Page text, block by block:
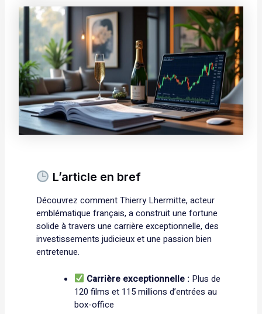
L’article en bref
Découvrez comment Thierry Lhermitte, acteur
emblématique français, a construit une fortune
solide à travers une carrière exceptionnelle, des
investissements judicieux et une passion bien
entretenue.
Carrière exceptionnelle : Plus de
120 films et 115 millions d’entrées au
box-office